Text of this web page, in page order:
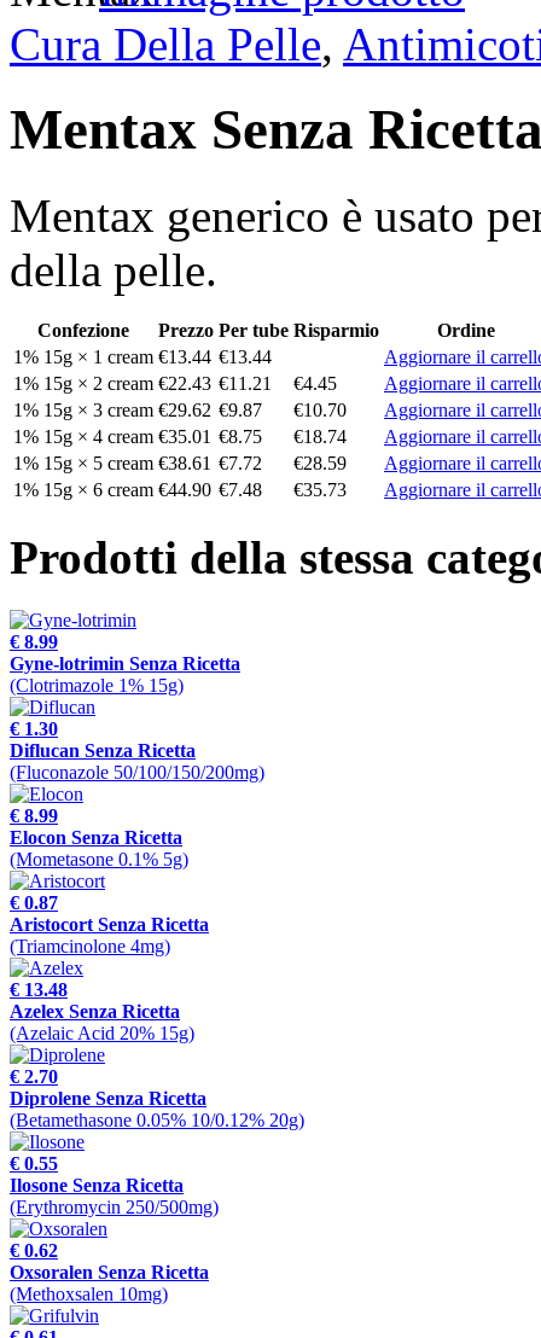
Cura Della Pelle,
Mentax Senza
Mentax generico è usato
della pelle.
Confezione Prezzo Per tube Risparmio
Ordine
1% 15g × 1 cream €13.44 €13.44
Aggiornare il
1% 15g × 2 cream €22.43 €11.21 €4.45
Aggiornare il
1% 15g × 3 cream €29.62 €9.87 €10.70
Aggiornare il
1% 15g × 4 cream €35.01 €8.75 €18.74
Aggiornare il
1% 15g × 5 cream €38.61 €7.72 €28.59
Aggiornare il
1% 15g × 6 cream €44.90 €7.48 €35.73 Aggiornare il
Prodotti della stessa
€ 8.99
Gyne-lotrimin Senza Ricetta
(Clotrimazole 1% 15g)
€ 1.30
Diflucan Senza Ricetta
(Fluconazole 50/100/150/200mg)
€ 8.99
Elocon Senza Ricetta
(Mometasone 0.1% 5g)
€ 0.87
Aristocort Senza Ricetta
(Triamcinolone 4mg)
€ 13.48
Azelex Senza Ricetta
(Azelaic Acid 20% 15g)
€ 2.70
Diprolene Senza Ricetta
(Betamethasone 0.05% 10/0.12% 20g)
€ 0.55
Ilosone Senza Ricetta
(Erythromycin 250/500mg)
€ 0.62
Oxsoralen Senza Ricetta
(Methoxsalen 10mg)